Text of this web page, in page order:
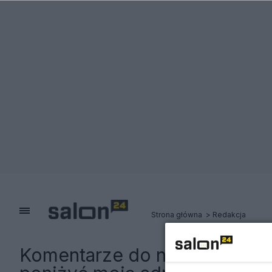
Strona główna Redakcja
Komentarze do notki: